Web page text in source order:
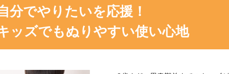
分でやりたいを応援！
ッズでもぬりやすい使い心地